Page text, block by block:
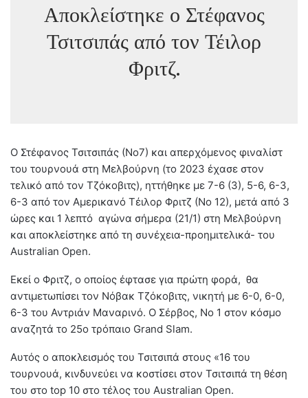
Αποκλείστηκε ο Στέφανος
Τσιτσιπάς από τον Τέιλορ
Φριτζ.
O Στέφανος Τσιτσιπάς (Νο7) και απερχόμενος φιναλίστ
του τουρνουά στη Μελβούρνη (το 2023 έχασε στον
τελικό από τον Τζόκοβιτς), ηττήθηκε με 7-6 (3), 5-6, 6-3,
6-3 από τον Αμερικανό Τέιλορ Φριτζ (Νο 12), μετά από 3
ώρες και 1 λεπτό αγώνα σήμερα (21/1) στη Μελβούρνη
και αποκλείστηκε από τη συνέχεια-προημιτελικά- του
Australian Open.
Εκεί ο Φριτζ, ο οποίος έφτασε για πρώτη φορά, θα
αντιμετωπίσει τον Νόβακ Τζόκοβιτς, νικητή με 6-0, 6-0,
6-3 του Αντριάν Μαναρινό. O Σέρβος, Νο 1 στον κόσμο
αναζητά το 25ο τρόπαιο Grand Slam.
Αυτός ο αποκλεισμός του Τσιτσιπά στους «16 του
τουρνουά, κινδυνεύει να κοστίσει στον Τσιτσιπά τη θέση
του στο top 10 στο τέλος του Australian Open.